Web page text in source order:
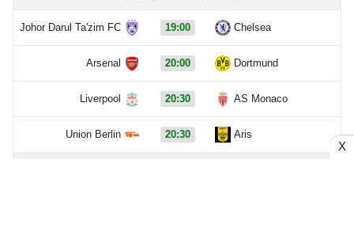
Johor Darul Ta'zim FC 19:00 Chelsea
Arsenal 20:00 Dortmund
Liverpool 20:30 AS Monaco
Union Berlin 20:30 Aris
X